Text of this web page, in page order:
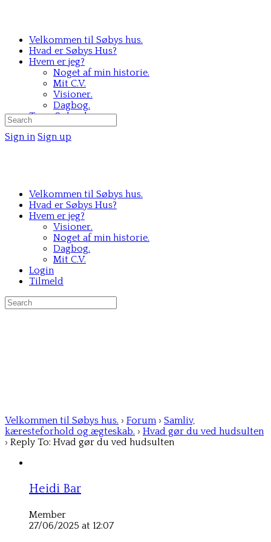
Velkommen til Søbys hus.
Hvad er Søbys Hus?
Hvem er jeg?
Noget af min historie.
Mit C.V.
Visioner.
Dagbog.
Team Søbys hus.
Sign in Sign up
Search
for:
Velkommen til Søbys hus.
Hvad er Søbys Hus?
Hvem er jeg?
Visioner.
Noget af min historie.
Dagbog.
Mit C.V.
Login
Tilmeld
Search
for:
Velkommen til Søbys hus. › Forum › Samliv,
kæresteforhold og ægteskab. › Hvad gør du ved hudsulten
› Reply To: Hvad gør du ved hudsulten
Heidi Bar
Member
27/06/2025 at 12:07